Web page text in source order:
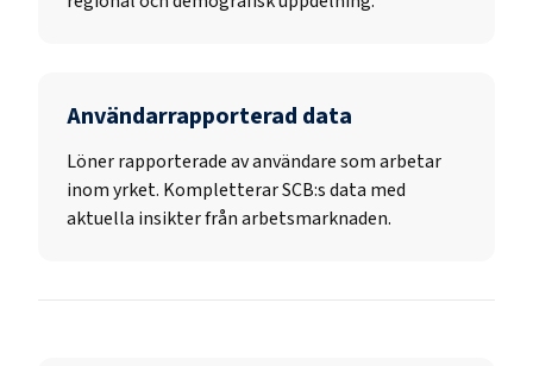
Användarrapporterad data
Löner rapporterade av användare som arbetar
inom yrket. Kompletterar SCB:s data med
aktuella insikter från arbetsmarknaden.